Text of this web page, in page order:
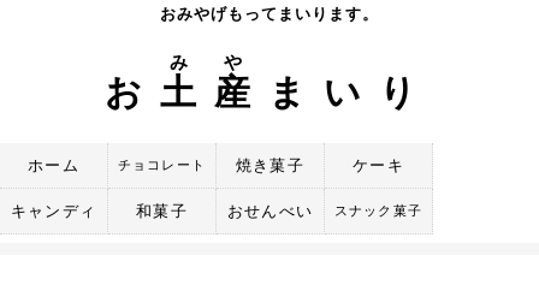
おみやげもってまいります。
お 土
み
産
や
まいり
ホーム チョコレート 焼き菓子 ケーキ
キャンディ 和菓子 おせんべい スナック菓子